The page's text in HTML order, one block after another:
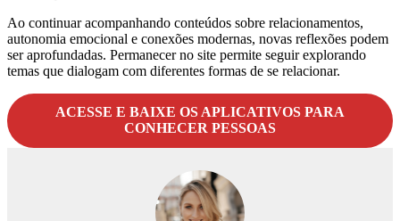
Ao continuar acompanhando conteúdos sobre relacionamentos,
autonomia emocional e conexões modernas, novas reflexões podem
ser aprofundadas. Permanecer no site permite seguir explorando
temas que dialogam com diferentes formas de se relacionar.
ACESSE E BAIXE OS APLICATIVOS PARA
CONHECER PESSOAS